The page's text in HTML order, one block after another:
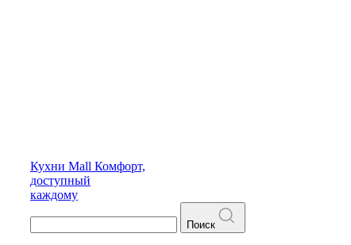
Кухни Mall Комфорт,
доступный
каждому
Поиск